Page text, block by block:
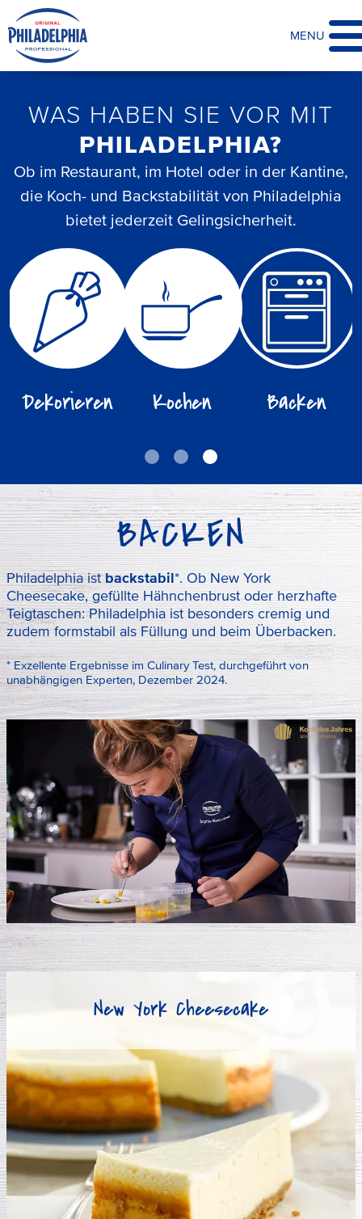
MENU
WAS HABEN SIE VOR MIT
PHILADELPHIA?
Ob im Restaurant, im Hotel oder in der Kantine,
die Koch- und Backstabilität von Philadelphia
bietet jederzeit Gelingsicherheit.
Dekorieren Kochen Backen
BACKEN
Philadelphia istbackstabil*. Ob New York
Cheesecake, gefüllte Hähnchenbrust oder herzhafte
Teigtaschen: Philadelphia ist besonders cremig und
zudem formstabil als Füllung und beim Überbacken.
* Exzellente Ergebnisse im Culinary Test, durchgeführt von
unabhängigen Experten, Dezember 2024.
New York Cheesecake